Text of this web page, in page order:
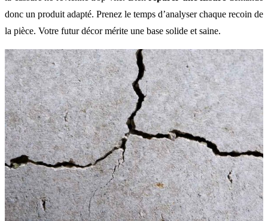
donc un produit adapté. Prenez le temps d’analyser chaque recoin de
la pièce. Votre futur décor mérite une base solide et saine.